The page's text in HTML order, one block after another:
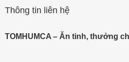
Thông tin liên hệ
TOMHUMCA – Ăn tinh, thưởng